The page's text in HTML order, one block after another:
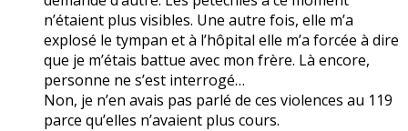
n’étaient plus visibles. Une autre fois, elle m’a
explosé le tympan et à l’hôpital elle m’a forcée à dire
que je m’étais battue avec mon frère. Là encore,
personne ne s’est interrogé…
Non, je n’en avais pas parlé de ces violences au 119
parce qu’elles n’avaient plus cours.